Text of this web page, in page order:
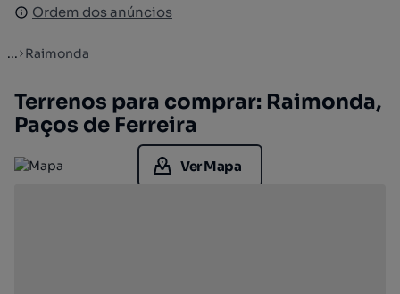
Ordem dos anúncios
Ordem dos anúncios
... Raimonda
Terrenos para comprar: Raimonda,
Paços de Ferreira
Ver Mapa